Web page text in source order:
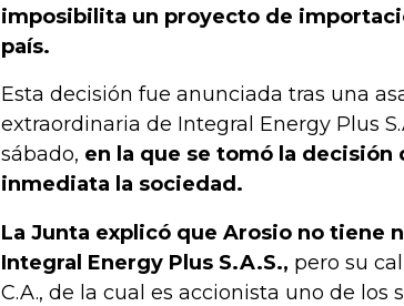
imposibilita un proyecto de
país.
Esta decisión fue anunciada tras una
extraordinaria de Integral Energy Plus
sábado, en la que se tomó la
inmediata la sociedad.
La Junta explicó que Arosio no tiene
Integral Energy Plus S.A.S., pero su
C.A., de la cual es accionista uno de los